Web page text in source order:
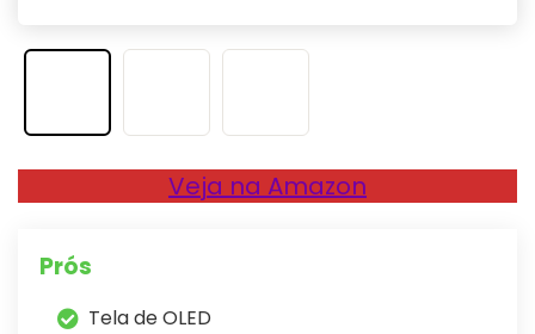
Veja na Amazon
Prós
Tela de OLED